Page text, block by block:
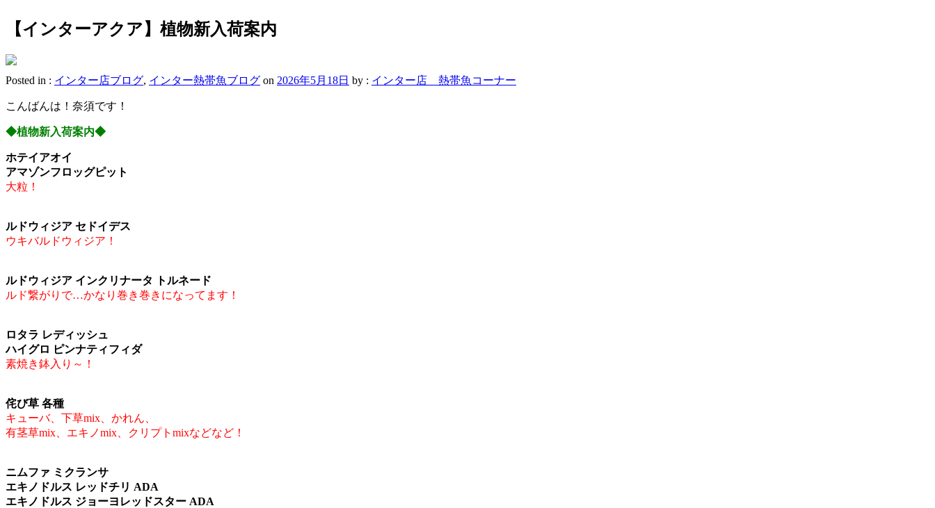
【インターアクア】植物新入荷案内
Posted in : インター店ブログ, インター熱帯魚ブログ on 2026年5月18日 by : インター店 熱帯魚コーナー
こんばんは！奈須です！
◆植物新入荷案内◆
ホテイアオイ
アマゾンフロッグピット
大粒！
ルドウィジア セドイデス
ウキバルドウィジア！
ルドウィジア インクリナータ トルネード
ルド繋がりで…かなり巻き巻きになってます！
ロタラ レディッシュ
ハイグロ ピンナティフィダ
素焼き鉢入り～！
侘び草 各種
キューバ、下草mix、かれん、
有茎草mix、エキノmix、クリプトmixなどなど！
ニムファ ミクランサ
エキノドルス レッドチリ ADA
エキノドルス ジョーヨレッドスター ADA